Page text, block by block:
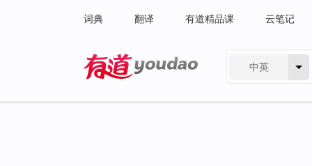
词典 翻译 有道精品课 云笔记
中英